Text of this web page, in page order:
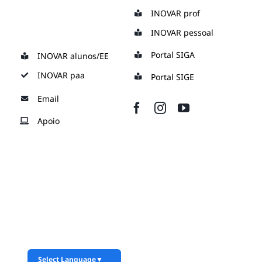
content
INOVAR prof
INOVAR pessoal
INOVAR alunos/EE
INOVAR paa
Portal SIGA
Portal SIGE
Email
Apoio
Select Language▼